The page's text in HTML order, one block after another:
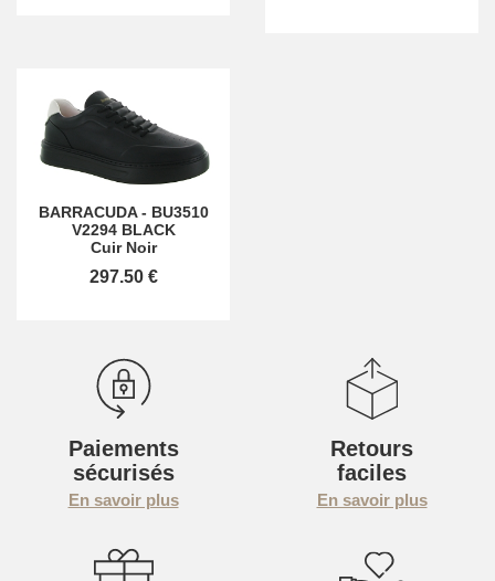
BARRACUDA- BU3510
V2294 BLACK
Cuir Noir
297.50 €
Paiements
sécurisés
En savoir plus
Retours
faciles
En savoir plus